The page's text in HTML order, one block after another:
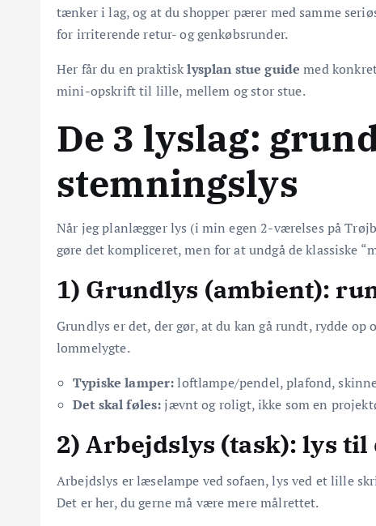
tænker i lag, og at du shopper pærer med samme
for irriterende retur- og genkøbsrunder.
Her får du en praktisklysplan stue guide med
mini-opskrift til lille, mellem og stor stue.
De 3 lyslag:
stemningslys
Når jeg planlægger lys (i min egen 2-værelses på
gøre det kompliceret, men for at undgå de klassiske
1) Grundlys (ambient):
Grundlys er det, der gør, at du kan gå rundt, rydde
lommelygte.
Typiske lamper:loftlampe/pendel, plafond,
Det skal føles:jævnt og roligt, ikke som en
2) Arbejdslys (task): lys
Arbejdslys er læselampe ved sofaen, lys ved et lille
Det er her, du gerne må være mere målrettet.